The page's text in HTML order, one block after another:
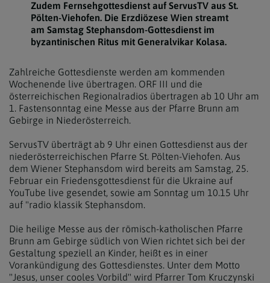
Zudem Fernsehgottesdienst auf ServusTV aus St.
Pölten-Viehofen. Die Erzdiözese Wien streamt
am Samstag Stephansdom-Gottesdienst im
byzantinischen Ritus mit Generalvikar Kolasa.
Zahlreiche Gottesdienste werden am kommenden
Wochenende live übertragen. ORF III und die
österreichischen Regionalradios übertragen ab 10 Uhr am
1. Fastensonntag eine Messe aus der Pfarre Brunn am
Gebirge in Niederösterreich.
ServusTV überträgt ab 9 Uhr einen Gottesdienst aus der
niederösterreichischen Pfarre St. Pölten-Viehofen. Aus
dem Wiener Stephansdom wird bereits am Samstag, 25.
Februar ein Friedensgottesdienst für die Ukraine auf
YouTube live gesendet, sowie am Sonntag um 10.15 Uhr
auf "radio klassik Stephansdom.
Die heilige Messe aus der römisch-katholischen Pfarre
Brunn am Gebirge südlich von Wien richtet sich bei der
Gestaltung speziell an Kinder, heißt es in einer
Vorankündigung des Gottesdienstes. Unter dem Motto
"Jesus, unser cooles Vorbild" wird Pfarrer Tom Kruczynski